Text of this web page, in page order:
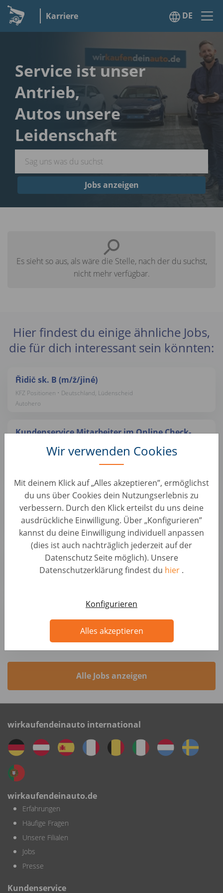
Karriere DE
Wir verwenden Cookies
Mit deinem Klick auf „Alles akzeptieren”, ermöglichst
du uns über Cookies dein Nutzungserlebnis zu
verbessern. Durch den Klick erteilst du uns deine
ausdrückliche Einwilligung. Über „Konfigurieren”
kannst du deine Einwilligung individuell anpassen
(dies ist auch nachträglich jederzeit auf der
Datenschutz Seite möglich). Unsere
Datenschutzerklärung findest du hier .
Konfigurieren
Alles akzeptieren
Service ist unser
Antrieb,
Autos unsere
Leidenschaft
Jobs anzeigen
Es sieht so aus, als wäre die Stelle, nach der du suchst,
nicht mehr verfügbar.
Hier findest du einige ähnliche Jobs,
die für dich interessant sein könnten:
Řidič sk. B (m/ž/jiné)
KFZ Positionen • Deutschland, Lüdenscheid
Autohero
Kundenservice Mitarbeiter im Online Check-
Out (d/m/w)
Kundenservice • Deutschland, Berlin
Sachbearbeiter:in Rechnungswesen (d/m/w)
Kundenservice • Deutschland, Berlin
Autohero
Wheels Logistics Assistant (f/m/x)
KFZ Positionen • Deutschland, Hemau
Autohero
Sales Manager B2B / Telesales - 100% Remote in
Vertrieb • Deutschland, Hannover
Alle Jobs anzeigen
wirkaufendeinauto international
wirkaufendeinauto.de
Erfahrungen
Häufige Fragen
Unsere Filialen
Jobs
Presse
Kundenservice